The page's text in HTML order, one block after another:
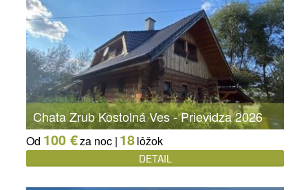
Chata Zrub Kostolná Ves - Prievidza 2026
Od 100 €za noc | 18lôžok
DETAIL